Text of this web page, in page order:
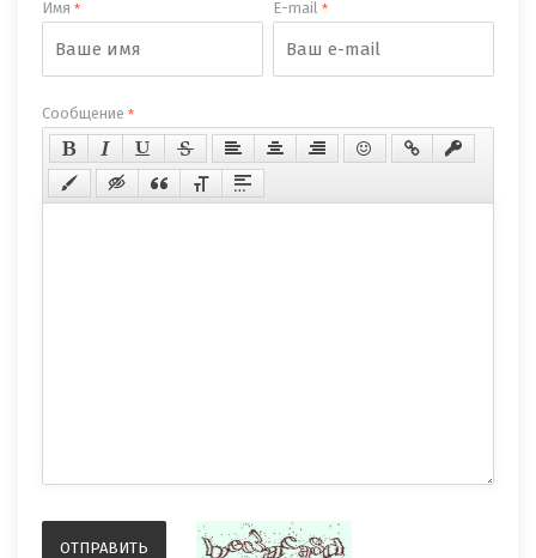
Имя * E-mail*
Сообщение *